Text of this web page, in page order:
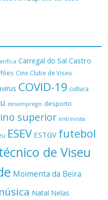
Carregal do Sal Castro
Cine Clube de Viseu
COVID-19 cultura
desemprego desporto
superior entrevista
ESEV ESTGV futebol
de Viseu
Moimenta da Beira
Natal Nelas